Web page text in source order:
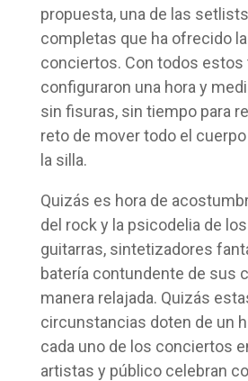
propuesta, una de las
completas que ha ofrecido
conciertos. Con todos estos
configuraron una hora y
sin fisuras, sin tiempo para
reto de mover todo el
la silla.
Quizás es hora de
del rock y la psicodelia de
guitarras, sintetizadores
batería contundente de sus
manera relajada. Quizás
circunstancias doten de un
cada uno de los conciertos
artistas y público celebran